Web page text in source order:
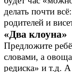
делать почти
родителей и
«Два клоуна»
Предложите
словами, а
редиска» и т.д.